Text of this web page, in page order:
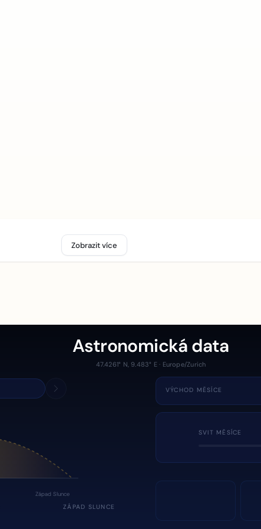
Zobrazit více
Astronomická data
47.4261° N, 9.483° E · Europe/Zurich
Západ Slunce
ZÁPAD SLUNCE
VÝCHOD MĚSÍCE
SVIT MĚSÍCE